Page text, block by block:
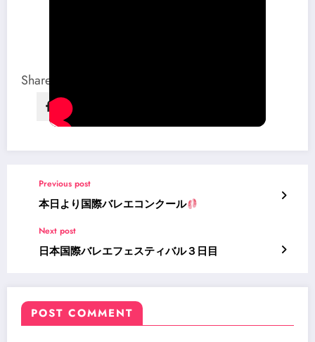
Share this content:
Previous post
本日より国際バレエコンクール
Next post
日本国際バレエフェスティバル３日目
POST COMMENT